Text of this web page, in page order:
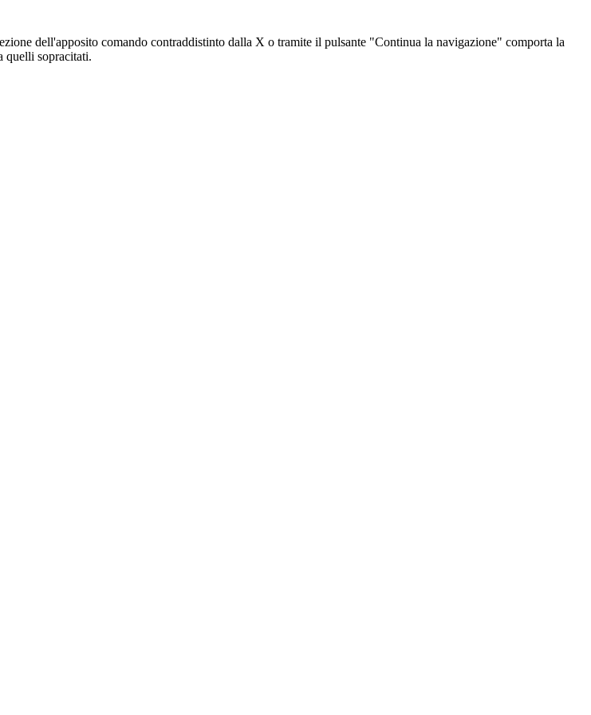
dell'apposito comando contraddistinto dalla X o tramite il pulsante "Continua la navigazione" comporta la
quelli sopracitati.